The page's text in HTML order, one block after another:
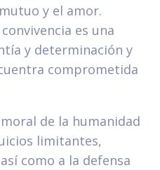
y el amor.
es una
y determinación y
comprometida
de la humanidad
limitantes,
como a la defensa